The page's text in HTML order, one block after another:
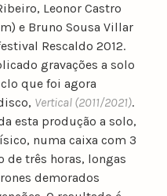
Leonor Castro
e Bruno Sousa Villar
Rescaldo 2012.
gravações a solo
que foi agora
Vertical (2011/2021).
esta produção a solo,
numa caixa com 3
de três horas, longas
demorados